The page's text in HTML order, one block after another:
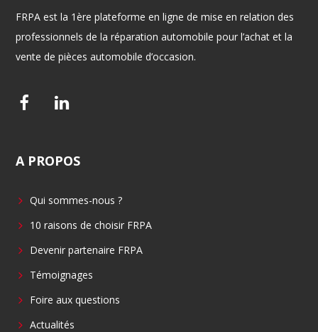
FRPA est la 1ère plateforme en ligne de mise en relation des
professionnels de la réparation automobile pour l’achat et la
vente de pièces automobile d’occasion.
F
e
o
o
L
k
d
i
A PROPOS
Qui sommes-nous ?
10 raisons de choisir FRPA
Devenir partenaire FRPA
Témoignages
Foire aux questions
Actualités